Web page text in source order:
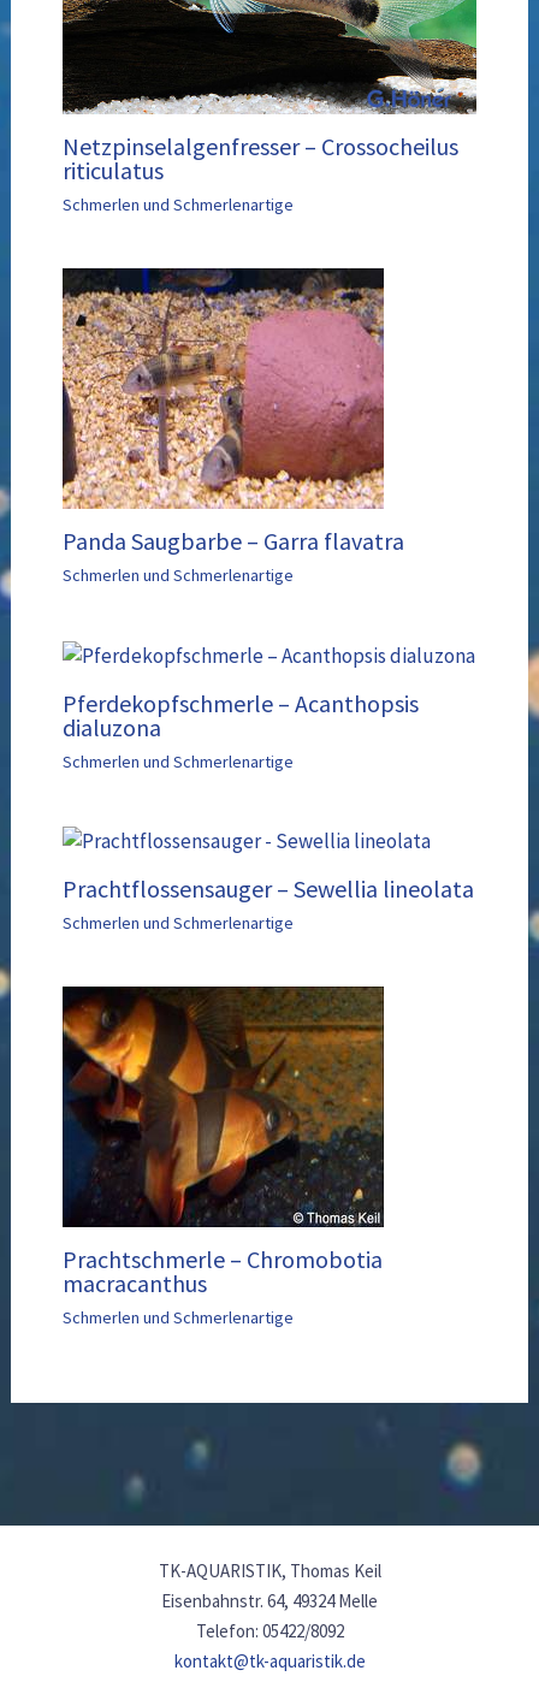
Netzpinselalgenfresser – Crossocheilus
riticulatus
Schmerlen und Schmerlenartige
Panda Saugbarbe – Garra flavatra
Schmerlen und Schmerlenartige
Pferdekopfschmerle – Acanthopsis
dialuzona
Schmerlen und Schmerlenartige
Prachtflossensauger – Sewellia lineolata
Schmerlen und Schmerlenartige
Prachtschmerle – Chromobotia
macracanthus
Schmerlen und Schmerlenartige
TK-AQUARISTIK, Thomas Keil
Eisenbahnstr. 64, 49324 Melle
Telefon: 05422/8092
kontakt@tk-aquaristik.de